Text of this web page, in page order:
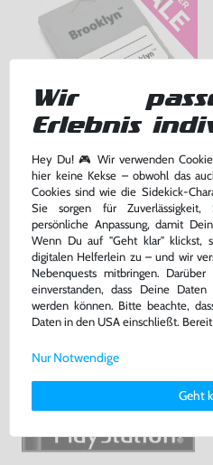
Memory Card / Memorycard /
Speicherkarte 1 MB / 15 Blocks
[verschiedene Farben &
Hersteller]
gebraucht
-20% bisher 5,00 €
jetzt nur4,00 €
Warenkorb
Wir
Erlebnis
Hey Du! 🎮 Wir verwenden
hier keine Kekse – obwohl das
Cookies sind wie die Sidekick-
Sie sorgen für
persönliche Anpassung, damit
Wenn Du auf "Geht klar" klickst,
digitalen Helferlein zu – und wir
Nebenquests mitbringen.
einverstanden, dass Deine
werden können. Bitte beachte,
Daten in den USA einschließt.
Weitere Informationen zu den von
Deinen Rechten als Nutzer
Impressum.
Geht
Nur Notwendige